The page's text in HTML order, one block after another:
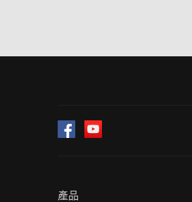
Facebook
產品